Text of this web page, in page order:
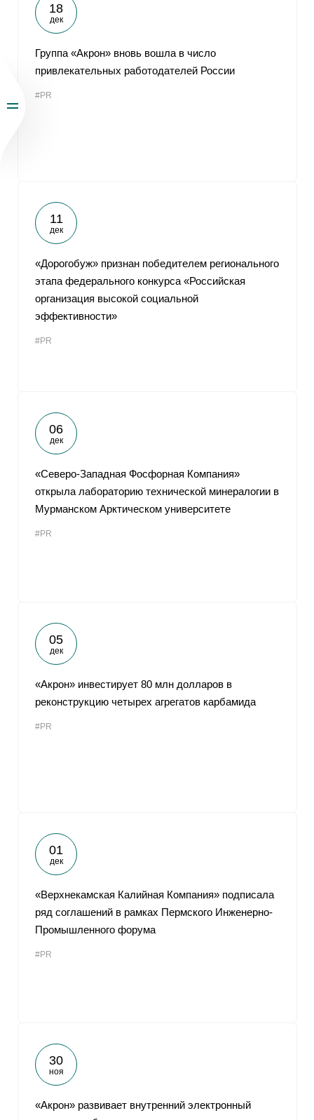
18
дек
Группа «Акрон» вновь вошла в число
привлекательных работодателей России
#PR
11
дек
«Дорогобуж» признан победителем регионального
этапа федерального конкурса «Российская
организация высокой социальной
эффективности»
#PR
06
дек
«Северо-Западная Фосфорная Компания»
открыла лабораторию технической минералогии в
Мурманском Арктическом университете
#PR
05
дек
«Акрон» инвестирует 80 млн долларов в
реконструкцию четырех агрегатов карбамида
#PR
01
дек
«Верхнекамская Калийная Компания» подписала
ряд соглашений в рамках Пермского Инженерно-
Промышленного форума
#PR
30
ноя
«Акрон» развивает внутренний электронный